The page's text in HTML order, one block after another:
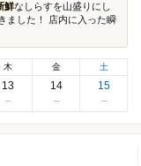
鮮なしらすを山盛りにし
ました！ 店内に入った瞬
木
13
金
14
土
15